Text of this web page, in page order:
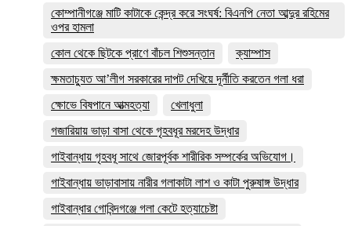
কোম্পানীগঞ্জে মাটি কাটাকে কেন্দ্র করে সংঘর্ষ: বিএনপি নেতা আব্দুর রহিমের
ওপর হামলা
কোল থেকে ছিটকে প্রাণে বাঁচল শিশুসন্তান
ক্যাম্পাস
ক্ষমতাচ্যুত আ’লীগ সরকারের দাপট দেখিয়ে দূর্নীতি করতেন গলা ধরা
ক্ষোভে বিষপানে আত্মহত্যা
খেলাধুলা
গজারিয়ায় ভাড়া বাসা থেকে গৃহবধূর মরদেহ উদ্ধার
গাইবান্ধায় গৃহবধূ সাথে জোরপূর্বক শারীরিক সম্পর্কের অভিযোগ।
গাইবান্ধায় ভাড়াবাসায় নারীর গলাকাটা লাশ ও কাটা পুরুষাঙ্গ উদ্ধার
গাইবান্ধার গোবিন্দগঞ্জে গলা কেটে হত্যাচেষ্টা